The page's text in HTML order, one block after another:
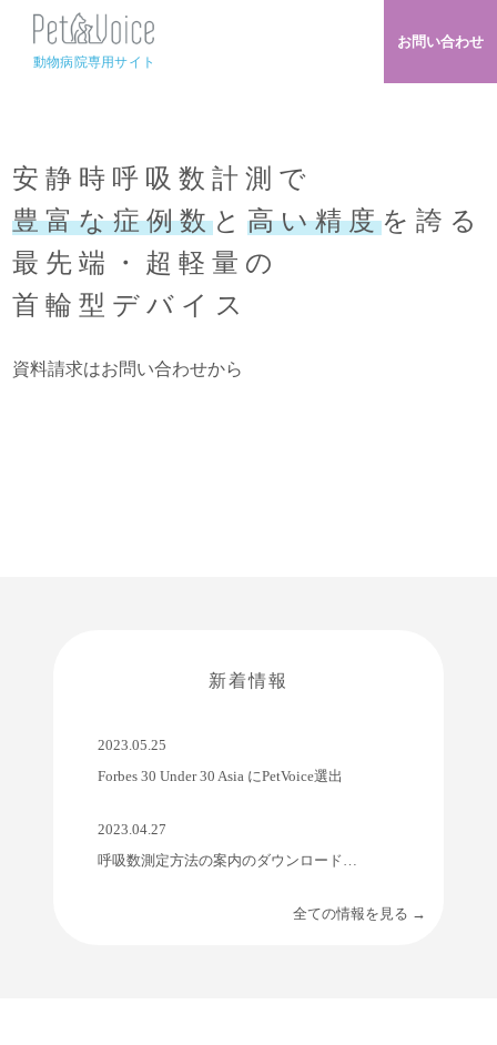
動物病院専用サイト
お問い合わせ
安静時呼吸数計測で
豊富な症例数と高い精度を誇る
最先端・超軽量の
首輪型デバイス
資料請求はお問い合わせから
新着情報
2023.05.25
Forbes 30 Under 30 Asia にPetVoice選出
2023.04.27
呼吸数測定方法の案内のダウンロード・印刷
全ての情報を見る →